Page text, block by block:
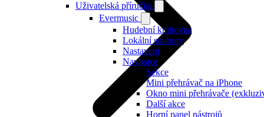
Uživatelská příručka
Evermusic
Hudební knihovna
Lokální soubory
Nastavení
Navigace
Sekce
Mini přehrávač na iPhone
Okno mini přehrávače
Další akce
Horní panel nástrojů